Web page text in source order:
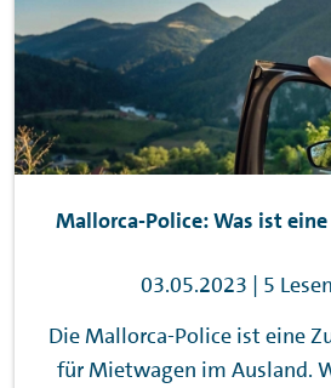
Mallorca-Police: Was ist
03.05.2023 | 5
Die Mallorca-Police ist eine
für Mietwagen im Ausland.